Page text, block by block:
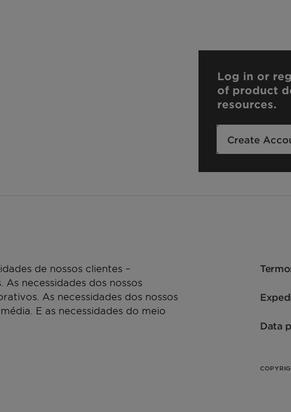
Log in or
of product
resources.
Create
de nossos clientes –
necessidades dos nossos
As necessidades dos nossos
E as necessidades do meio
Data